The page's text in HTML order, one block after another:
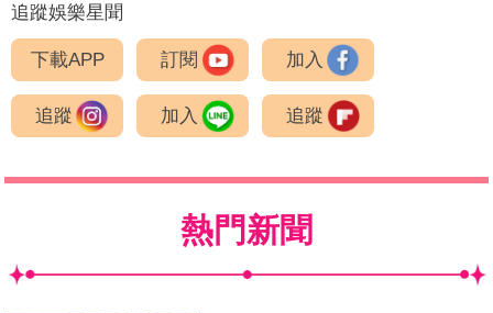
追蹤娛樂星聞
下載APP 訂閱 加入
追蹤 加入 追蹤
熱門新聞